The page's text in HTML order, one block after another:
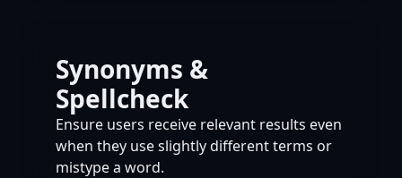
Synonyms &
Spellcheck
Ensure users receive relevant results even
when they use slightly different terms or
mistype a word.